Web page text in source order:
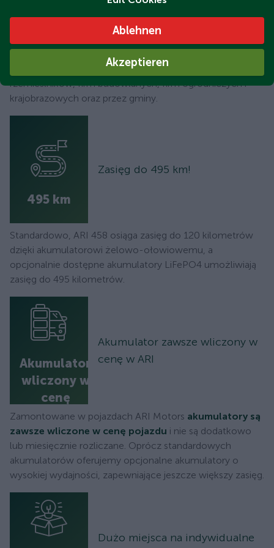
miast, parkach, terenach zielonych, a także w halach
Jako kiper, pojazd ten jest szczególnie odpowiedni do
zastosowania przez dostawców wszelkiego rodzaju,
rzemieślników, firm budowlanych, firm ogrodniczych i
krajobrazowych oraz przez gminy.
495 km
Zasięg do 495 km!
Standardowo, ARI 458 osiąga zasięg do 120 kilometrów
dzięki akumulatorowi żelowo-ołowiowemu, a
opcjonalnie dostępne akumulatory LiFePO4 umożliwiają
zasięg do 495 kilometrów.
Akumulator
wliczony w
cenę
Akumulator zawsze wliczony w
cenę w ARI
Zamontowane w pojazdach ARI Motors akumulatory są
zawsze wliczone w cenę pojazdu i nie są dodatkowo
lub miesięcznie rozliczane. Oprócz standardowych
akumulatorów oferujemy opcjonalne akumulatory o
wysokiej wydajności, zapewniające jeszcze większy zasięg.
Dużo miejsca na indywidualne
Ablehnen
Akzeptieren